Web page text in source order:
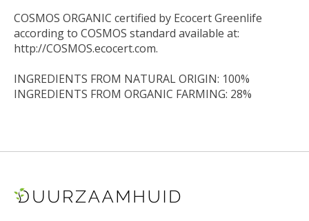
COSMOS ORGANIC certified by Ecocert Greenlife
according to COSMOS standard available at:
http://COSMOS.ecocert.com.
INGREDIENTS FROM NATURAL ORIGIN: 100%
INGREDIENTS FROM ORGANIC FARMING: 28%